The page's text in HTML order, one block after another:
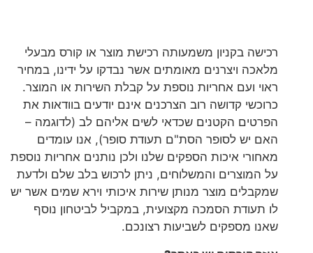
רכישה בקניון משמעותה רכישת מוצר או קורס מבעלי
מלאכה ויצרנים מאומתים אשר נבדקו על ידינו, במחיר
ראוי ועם אחריות נוספת על קבלת השירות או המוצר.
כרוכשי קדושה רוב הצרכנים אינם יודעים בוודאות את
הפרטים הקטנים שכדאי לשים אליהם לב (לדוגמה –
האם יש לסופר הסת"ם תעודת סופר), אנו עומדים
מאחורי איכות הספקים שלנו ולכן נותנים אחריות נוספת
על המוצרים והמשלוחים, ניתן לרכוש בלב שלם ולדעת
שמקבלים מוצר מנותן שירות איכותי וירא שמים אשר יש
לו תעודת הסמכה מקצועית, במקביל לביטחון נוסף
שאנו מספקים לשביעות רצונכם.